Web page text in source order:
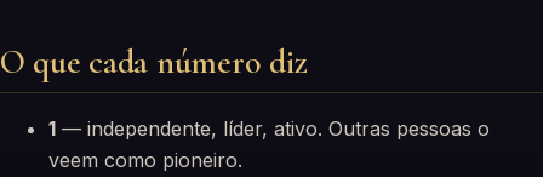
O que cada número diz
1 — independente, líder, ativo. Outras pessoas o
veem como pioneiro.